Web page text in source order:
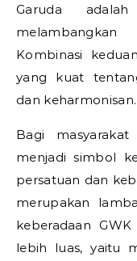
Garuda
Kombinasi
yang kuat
dan keharmonisan.
Bagi
menjadi simbol
persatuan dan
merupakan
keberadaan
lebih luas, yaitu